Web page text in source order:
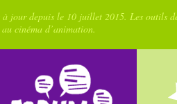
à jour depuis le 10 juillet 2015. Les outils
cinéma d’animation.